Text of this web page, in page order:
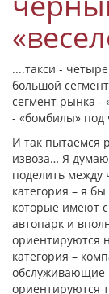
....такси -
большой
сегмент рынка -
- «бомбилы» под
И так пытаемся
извоза… Я
поделить между
категория – я
которые имеют
автопарк и
ориентируются
категория –
обслуживающие
ориентируются